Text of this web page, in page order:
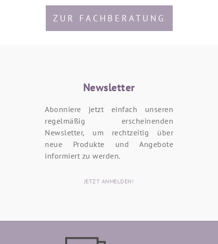
ZUR FACHBERATUNG
Newsletter
Abonniere jetzt einfach unseren
regelmäßig erscheinenden
Newsletter, um rechtzeitig über
neue Produkte und Angebote
informiert zu werden.
JETZT ANMELDEN!